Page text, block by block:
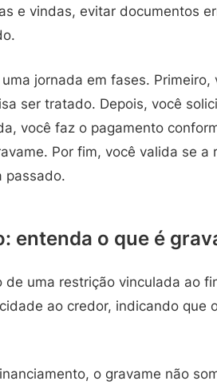
e vindas, evitar documentos
jornada em fases.
ser tratado. Depois, você
você faz o pagamento
Por fim, você valida se
passado.
entenda o que é
de uma restrição vinculada ao
ao credor, indicando que
o gravame não